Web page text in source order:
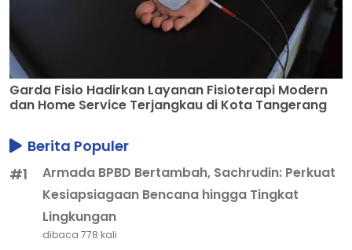
Garda Fisio Hadirkan Layanan Fisioterapi Modern
dan Home Service Terjangkau di Kota Tangerang
Berita Populer
#1
Armada BPBD Bertambah, Sachrudin: Perkuat
Kesiapsiagaan Bencana hingga Tingkat
Lingkungan
dibaca 778 kali